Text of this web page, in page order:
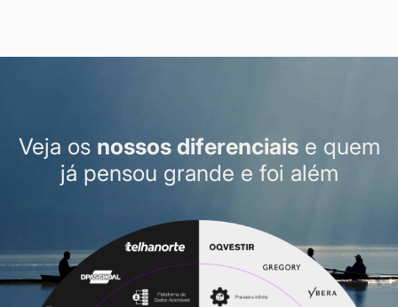
Veja os nossos diferenciaise quem
já pensou grande e foi além